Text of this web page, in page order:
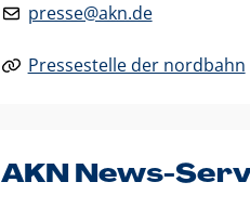
presse@akn.de
Pressestelle der nordbahn
AKN News-